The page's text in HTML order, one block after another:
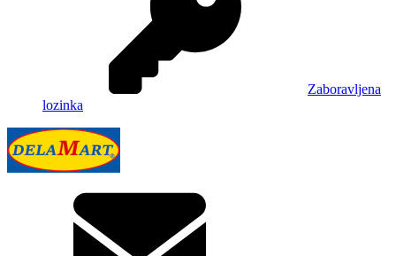
Zaboravljena
lozinka